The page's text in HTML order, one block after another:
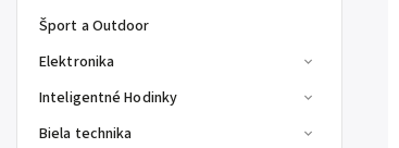
Šport a Outdoor
Elektronika
Inteligentné Hodinky
Biela technika